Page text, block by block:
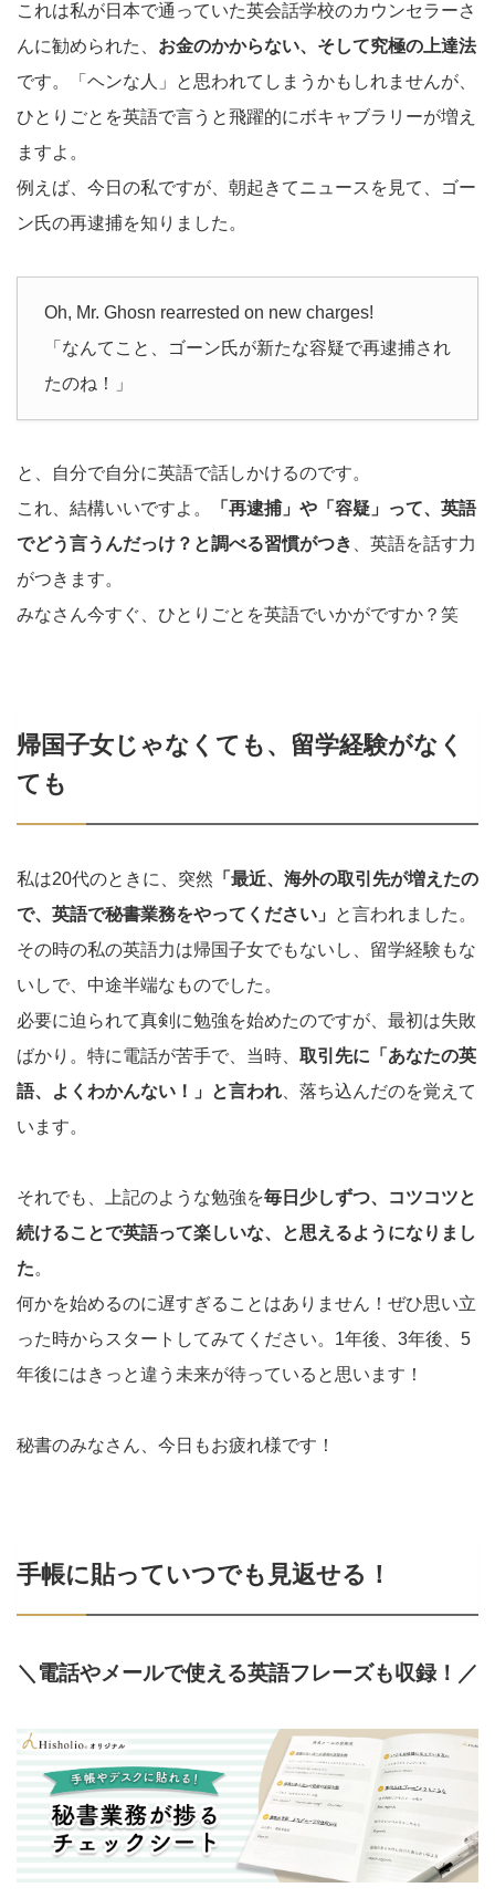
これは私が日本で通っていた英会話学校のカウンセラーさ
んに勧められた、 お金のかからない、そして究極の上達法
です。「ヘンな人」と思われてしまうかもしれませんが、
ひとりごとを英語で言うと飛躍的にボキャブラリーが増え
ますよ。
例えば、今日の私ですが、朝起きてニュースを見て、ゴー
ン氏の再逮捕を知りました。
Oh, Mr. Ghosn rearrested on new charges!
「なんてこと、ゴーン氏が新たな容疑で再逮捕され
たのね！」
と、自分で自分に英語で話しかけるのです。
これ、結構いいですよ。
「再逮捕」や「容疑」って、英語
でどう言うんだっけ？と調べる習慣がつき
、英語を話す力
がつきます。
みなさん今すぐ、ひとりごとを英語でいかがですか？笑
帰国子女じゃなくても、留学経験がなく
ても
私は20代のときに、突然 「最近、海外の取引先が増えたの
で、英語で秘書業務をやってください」
と言われました。
その時の私の英語力は帰国子女でもないし、留学経験もな
いしで、中途半端なものでした。
必要に迫られて真剣に勉強を始めたのですが、最初は失敗
ばかり。特に電話が苦手で、当時、 取引先に「あなたの英
語、よくわかんない！」と言われ 、落ち込んだのを覚えて
います。
それでも、上記のような勉強を毎日少しずつ、コツコツと
続けることで英語って楽しいな、と思えるようになりまし
た。
何かを始めるのに遅すぎることはありません！ぜひ思い立
った時からスタートしてみてください。1年後、3年後、5
年後にはきっと違う未来が待っていると思います！
秘書のみなさん、今日もお疲れ様です！
手帳に貼っていつでも見返せる！
＼電話やメールで使える英語フレーズも収録！／